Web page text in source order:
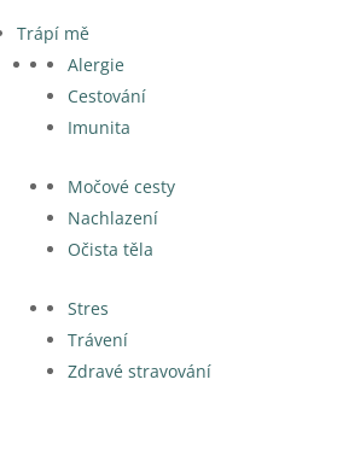
Trápí mě
Alergie
Cestování
Imunita
Močové cesty
Nachlazení
Očista těla
Stres
Trávení
Zdravé stravování